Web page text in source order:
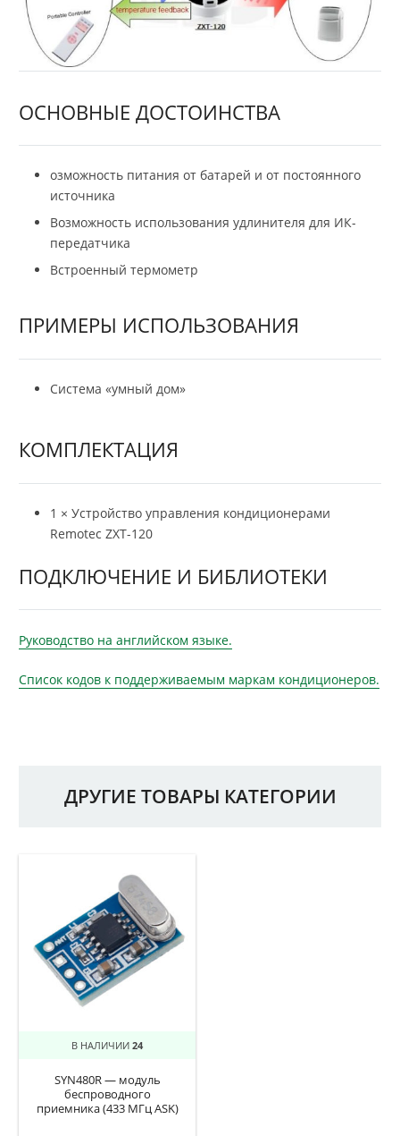
ОСНОВНЫЕ ДОСТОИНСТВА
озможность питания от батарей и от постоянного
источника
Возможность использования удлинителя для ИК-
передатчика
Встроенный термометр
ПРИМЕРЫ ИСПОЛЬЗОВАНИЯ
Система «умный дом»
КОМПЛЕКТАЦИЯ
1 × Устройство управления кондиционерами
Remoteс ZXT-120
ПОДКЛЮЧЕНИЕ И БИБЛИОТЕКИ
Руководство на английском языке.
Список кодов к поддерживаемым маркам кондиционеров.
ДРУГИЕ ТОВАРЫ КАТЕГОРИИ
В НАЛИЧИИ 24
SYN480R — модуль
беспроводного
приемника (433 МГц ASK)